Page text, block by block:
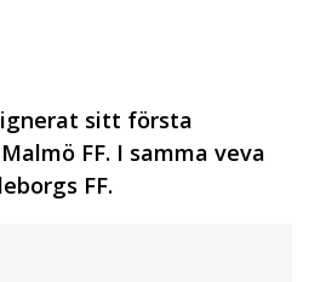
sitt första
FF. I samma veva
FF.